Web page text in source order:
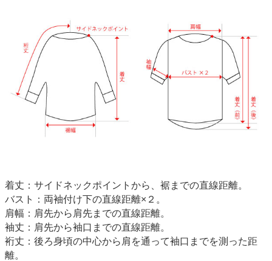
着丈：サイドネックポイントから、裾までの直線距離。
バスト：両袖付け下の直線距離×２。
肩幅：肩先から肩先までの直線距離。
袖丈：肩先から袖口までの直線距離。
裄丈：後ろ身頃の中心から肩を通って袖口までを測った距
離。